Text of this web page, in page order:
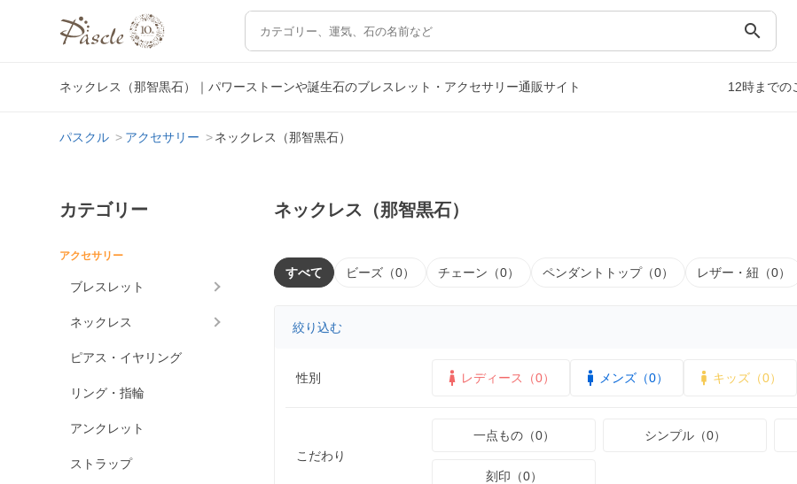
search
ネックレス（那智黒石）｜パワーストーンや誕生石のブレスレット・アクセサリー通販サイト 12時までの
パスクル アクセサリー ネックレス（那智黒石）
カテゴリー
アクセサリー
ブレスレット
ネックレス
ピアス・イヤリング
リング・指輪
アンクレット
ストラップ
ネックレス（那智黒石）
すべて ビーズ（0） チェーン（0） ペンダントトップ（0） レザー・紐（0）
絞り込む
性別 レディース（0） メンズ（0） キッズ（0）
こだわり
一点もの（0） シンプル（0）
刻印（0）